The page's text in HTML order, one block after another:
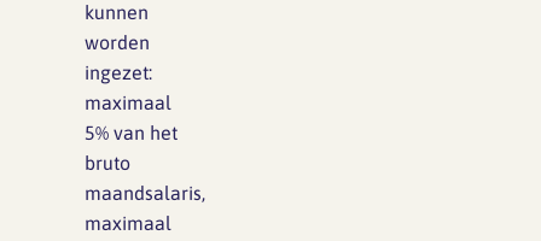
kunnen
worden
ingezet:
maximaal
5% van het
bruto
maandsalaris,
maximaal